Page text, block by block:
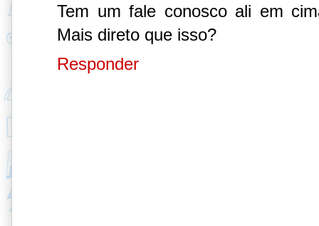
Tem um fale conosco ali em
Mais direto que isso?
Responder